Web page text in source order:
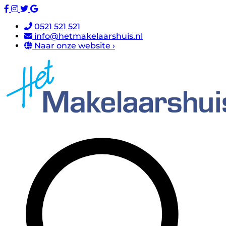
0521 521 521
info@hetmakelaarshuis.nl
Naar onze website ›